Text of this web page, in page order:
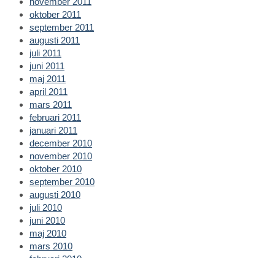
oktober 2011
september 2011
augusti 2011
juli 2011
juni 2011
maj 2011
april 2011
mars 2011
februari 2011
januari 2011
december 2010
november 2010
oktober 2010
september 2010
augusti 2010
juli 2010
juni 2010
maj 2010
mars 2010